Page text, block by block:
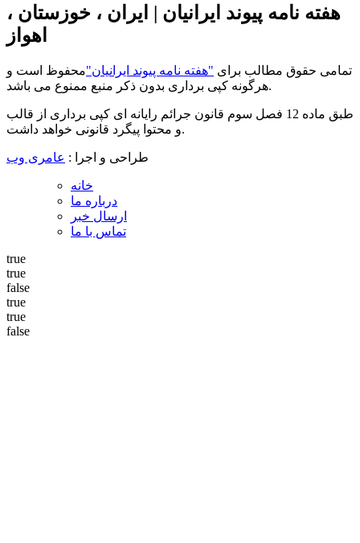
هفته نامه پیوند ایرانیان | ایران ، خوزستان ،
اهواز
تمامی حقوق مطالب برای "هفته نامه پیوند ایرانیان"محفوظ است و
هرگونه کپی برداری بدون ذکر منبع ممنوع می باشد.
طبق ماده 12 فصل سوم قانون جرائم رایانه ای کپی برداری از قالب
و محتوا پیگرد قانونی خواهد داشت.
طراحی و اجرا : عامری وب
خانه
درباره ما
ارسال خبر
تماس با ما
true
true
false
true
true
false